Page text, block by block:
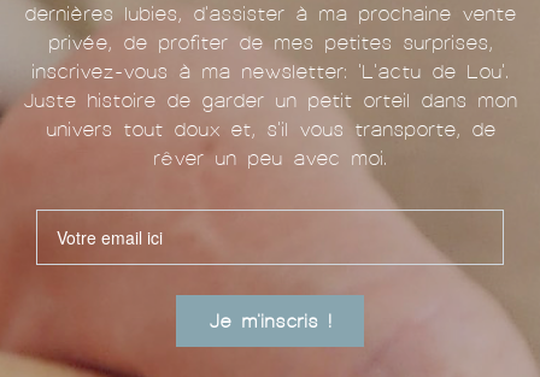
dernières lubies, d'assister à ma prochaine vente
privée, de profiter de mes petites surprises,
inscrivez-vous à ma newsletter: 'L'actu de Lou'.
Juste histoire de garder un petit orteil dans mon
univers tout doux et, s'il vous transporte, de
rêver un peu avec moi.
Je m'inscris !